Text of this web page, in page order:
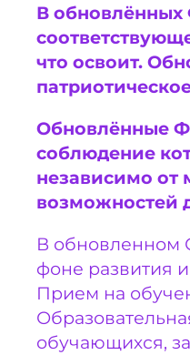
В
что освоит.
Обновлённые
соблюдение
независимо от
возможностей
В обновленном
фоне развития
Прием на
обучающихся,